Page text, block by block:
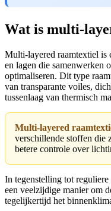
Wat is multi-
Multi-layered raamtextiel is
en lagen die samenwerken
optimaliseren. Dit type
van transparante voiles,
tussenlaag van thermisch
Multi-layered
verschillende stoffen die
betere controle over
In tegenstelling tot
een veelzijdige manier om
tegelijkertijd het